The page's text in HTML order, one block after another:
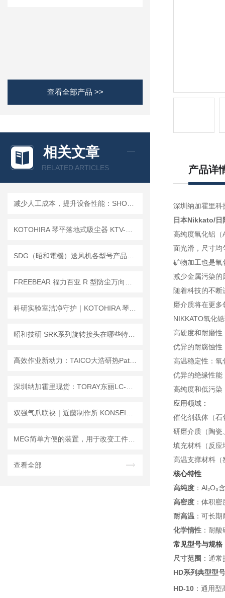
查看全部产品 >>
相关文章
RELATED ARTICLES
查看全部
产品详
深圳纳加霍里科
日本Nikkato/日
高纯度氧化铝（
面光滑，尺寸均
矿物加工也是氧
减少金属污染的
随着科技的不
磨介质将在更
NIKKATO氧化
高硬度和耐磨性
优异的耐腐蚀性
高温稳定性：氧
优异的绝缘性能
高纯度和低污染
应用领域：
催化剂载体（石
研磨介质（陶瓷
填充材料（反应
高温支撑材料（
核心特性
高纯度：Al₂O₃
高密度：体积密
耐高温 ：可长
化学惰性：耐酸
常见型号与规格
尺寸范围 ：通
HD系列典型型号
HD-10：通用型